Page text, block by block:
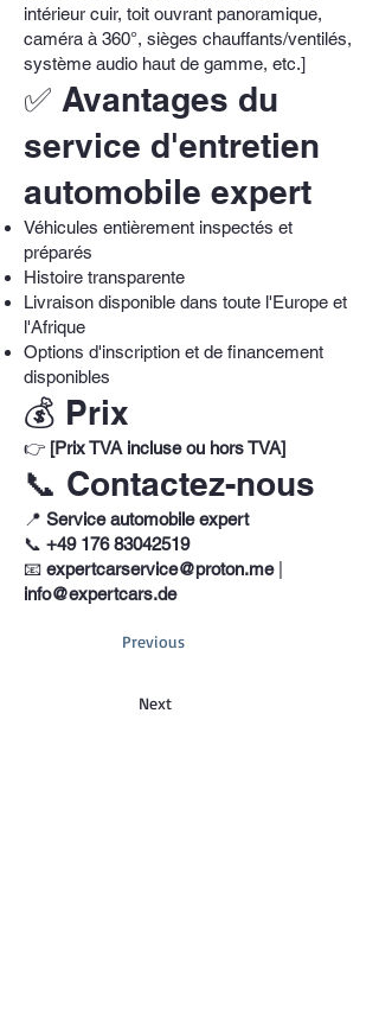
intérieur cuir, toit ouvrant panoramique,
caméra à 360°, sièges chauffants/ventilés,
système audio haut de gamme, etc.]
✅ Avantages du
service d'entretien
automobile expert
Véhicules entièrement inspectés et
préparés
Histoire transparente
Livraison disponible dans toute l'Europe et
l'Afrique
Options d'inscription et de financement
disponibles
💰 Prix
👉 [Prix TVA incluse ou hors TVA]
📞 Contactez-nous
📍 Service automobile expert
📞 +49 176 83042519
📧 expertcarservice@proton.me|
info@expertcars.de
Previous
Next